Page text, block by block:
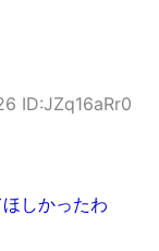
ID:JZq16aRr0
しかったわ